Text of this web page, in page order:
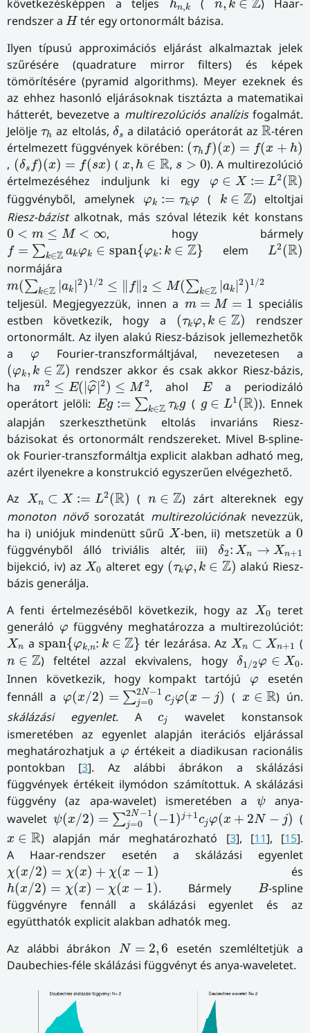
következésképpen a teljes hn,k ( n, k ∈ Z) Haar-
rendszer a H
H tér egy ortonormált bázisa.
Ilyen típusú approximációs eljárást alkalmaztak jelek
szűrésére (quadrature mirror filters) és képek
tömörítésére (pyramid algorithms). Meyer ezeknek és
az ehhez hasonló eljárásoknak tisztázta a matematikai
hátterét, bevezetve a multirezolúciós analízisfogalmát.
Jelöljeτh
τh az eltolás, δs
δ sa dilatáció operátorát azR
R-téren
értelmezett függvények körében: (τh f)(x) = f(x + h)
(τhf)(x)=f(x+h)
, (δs f)(x) = f(sx)
(δsf)(x)=f (sx) ( x, h ∈ R
x,h∈R , s > 0
s >0
). A multirezolúció
értelmezéséhez induljunk ki egy
φ ∈ X := L2(R)
φ ∈X:=L2(R)
függvényből, amelynek φk := τkφ
φk :=τ kφ ( k ∈ Z
k∈Z ) eltoltjai
Riesz-bázistalkotnak, más szóval létezik két konstans
0 < m ≤ M < ∞
0 <m≤M<∞ , hogy bármely
f = ∑k∈Z akφk ∈ span{φk: k ∈ Z}
f= ∑ k∈Zakφ k∈span{φk: k∈Z} elemL2(R)
L2(R)
normájára
m(∑k∈Z |ak |2)1/2 ≤ f∥ 2 ≤ M(∑k∈Z |ak |2)1/2
m(∑k∈Z| k|2)1 2 ≤ ‖f ≤ M(∑k∈ | k|2)1
teljesül. Megjegyezzük, innen a m = M = 1
m=M=1
speciális
estben következik, hogy a (τkφ, k ∈ Z)
(τkφ k∈Z)
rendszer
ortonormált. Az ilyen alakú Riesz-bázisok jellemezhetők
a
φ
φ Fourier-transzformáltjával, nevezetesen a
(φk, k ∈ Z)
(φ k∈Z)
rendszer akkor és csak akkor Riesz-bázis,
ham2 ≤ E( ˆ
φ| 2) ≤ M 2
m2 ≤E(|φ^|2)≤M2 , ahol E
Ea periodizáló
operátort jelöli: Eg := ∑k∈Z τkg
Eg:=∑ k∈ kg ( g ∈ L1(R)
g∈ L1(R) ). Ennek
alapján szerkeszthetünk eltolás invariáns Riesz-
bázisokat és ortonormált rendszereket. Mivel B-spline-
ok Fourier-transzformáltja explicit alakban adható meg,
azért ilyenekre a konstrukció egyszerűen elvégezhető.
Az
Xn ⊂ X := L2(R)
Xn ⊂X :=L R) ( n ∈ Z
n ∈ Z ) zárt altereknek egy
monoton növősorozatát multirezolúciónaknevezzük,
ha i) uniójuk mindenütt sűrűX
X -ben, ii) metszetük a0
0
függvényből álló triviális altér, iii)δ2: Xn → Xn+1
δ2:Xn→Xn+1
bijekció, iv) azX0
X0 alteret egy (τkφ, k ∈ Z)
(τkφ ,k∈Z)
alakú Riesz-
bázis generálja.
A fenti értelmezéséből következik, hogy az
X0
X0
teret
generáló φ
φ függvény meghatározza a multirezolúciót:
Xn
Xn a span{φk,n: k ∈ Z}
span{φk,n:k∈ Z} tér lezárása. Az Xn ⊂ Xn+1
Xn⊂Xn+1 (
n ∈ Z
n ∈ Z ) feltétel azzal ekvivalens, hogyδ1/2φ ∈ X0
δ1 /2φ∈X0.
Innen következik, hogy kompakt tartójú
φ
φ esetén
fennáll a
φ(x/2) = ∑2N−1
j=0 cj φ(x − j)
φ(x/2)= ∑j=02N−1cjφ(x −j) ( x ∈ R
x∈R ) ún.
skálázási egyenlet. Acj
cj wavelet konstansok
ismeretében az egyenlet alapján iterációs eljárással
meghatározhatjuk a φ
φ értékeit a diadikusan racionális
pontokban [3]. Az alábbi ábrákon a skálázási
függvények értékeit ilymódon számítottuk. A skálázási
függvény (az apa-wavelet) ismeretében a
ψ
ψanya-
wavelet ψ(x/2) = ∑2N −1
j=0 (−1) j+1cjφ(x + 2N − j)
ψ (x/2)=∑j=02N−1 −1)j+1cjφ(x 2N− (
x ∈ R
x ∈R ) alapján már meghatározható [3], [11], [15].
A Haar-rendszer esetén a skálázási egyenlet
χ(x/2) = χ(x) + χ(x − 1)
χ(x/2)=χ ( x)+χ(x− 1) és
h(x/2) = χ(x) − χ(x − 1)
h(x/2)= x)−χ( x 1) . Bármely B
B-spline
függvényre fennáll a skálázási egyenlet és az
együtthatók explicit alakban adhatók meg.
Az alábbi ábrákon
N = 2,6
N= 6
esetén szemléltetjük a
Daubechies-féle skálázási függvényt és anya-waveletet.